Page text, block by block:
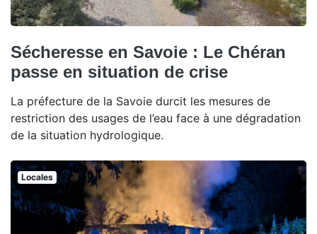
Sécheresse en Savoie : Le Chéran
passe en situation de crise
La préfecture de la Savoie durcit les mesures de
restriction des usages de l’eau face à une dégradation
de la situation hydrologique.
Locales